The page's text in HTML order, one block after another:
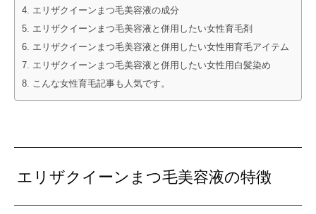
エリザクイーンまつ毛美容液の成分
エリザクイーンまつ毛美容液と併用したい女性育毛剤
エリザクイーンまつ毛美容液と併用したい女性用育毛アイテム
エリザクイーンまつ毛美容液と併用したい女性用白髪染め
こんな女性育毛記事も人気です。
エリザクイーンまつ毛美容液の特徴